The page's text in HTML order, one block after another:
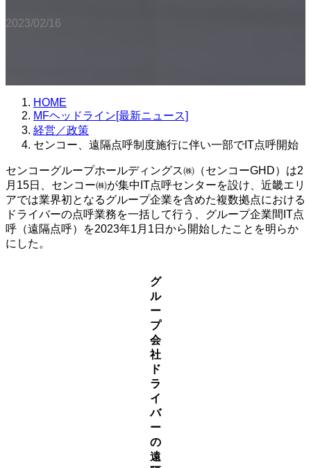
2023/02/16
HOME
MFヘッドライン[最新ニュース]
経営／政策
センコー、遠隔点呼制度施行に伴い一部でIT点呼開始
センコーグループホールディングス㈱（センコーGHD）は2
月15日、センコー㈱が集中IT点呼センターを設け、近畿エリ
アでは業界初となるグループ企業を含めた複数拠点における
ドライバーの点呼業務を一括して行う、グループ企業間IT点
呼（遠隔点呼）を2023年1月1日から開始したことを明らか
にした。
グ
ル
ー
プ
会
社
ド
ラ
イ
バ
ー
の
遠